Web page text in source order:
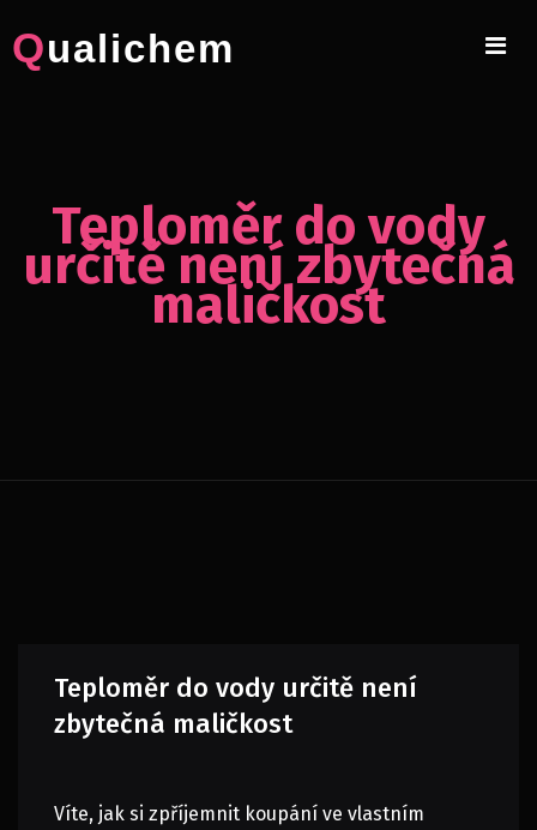
to
content
Qualichem
Teploměr do vody
určitě není zbytečná
maličkost
Teploměr do vody určitě není
zbytečná maličkost
Víte, jak si zpříjemnit koupání ve vlastním